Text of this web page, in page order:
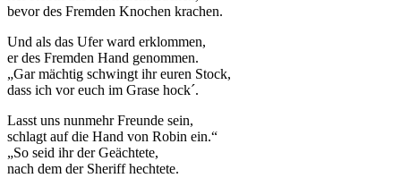
bevor des Fremden Knochen krachen.
Und als das Ufer ward erklommen,
er des Fremden Hand genommen.
„Gar mächtig schwingt ihr euren Stock,
dass ich vor euch im Grase hock´.
Lasst uns nunmehr Freunde sein,
schlagt auf die Hand von Robin ein.“
„So seid ihr der Geächtete,
nach dem der Sheriff hechtete.